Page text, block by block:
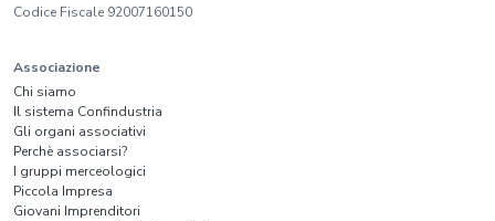
Codice Fiscale 92007160150
Associazione
Chi siamo
Il sistema Confindustria
Gli organi associativi
Perchè associarsi?
I gruppi merceologici
Piccola Impresa
Giovani Imprenditori